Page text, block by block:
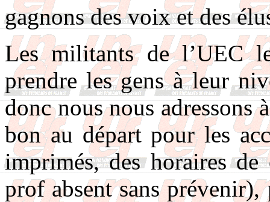
gagnons des voix et des
Les militants de l’UEC
prendre les gens à leur
donc nous nous adressons
bon au départ pour les
imprimés, des horaires
prof absent sans